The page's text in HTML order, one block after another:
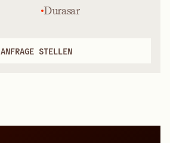
Durasar
ANFRAGE STELLEN